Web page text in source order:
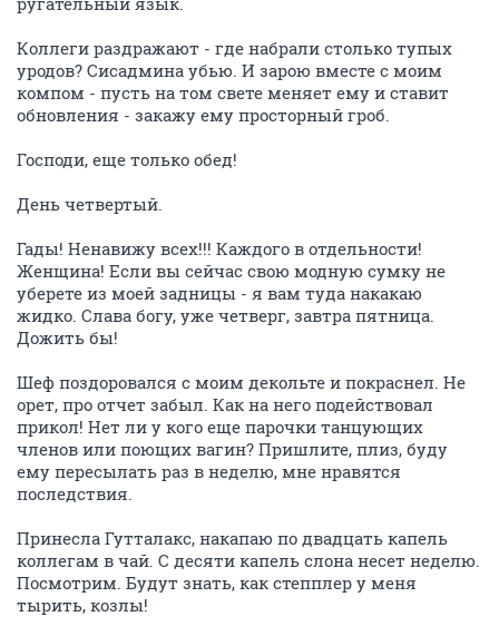
Коллеги раздражают - где набрали столько тупых
уродов? Сисадмина убью. И зарою вместе с моим
компом - пусть на том свете меняет ему и ставит
обновления - закажу ему просторный гроб.
Господи, еще только обед!
День четвертый.
Гады! Ненавижу всех!!! Каждого в отдельности!
Женщина! Если вы сейчас свою модную сумку не
уберете из моей задницы - я вам туда накакаю
жидко. Слава богу, уже четверг, завтра пятница.
Дожить бы!
Шеф поздоровался с моим декольте и покраснел. Не
орет, про отчет забыл. Как на него подействовал
прикол! Нет ли у кого еще парочки танцующих
членов или поющих вагин? Пришлите, плиз, буду
ему пересылать раз в неделю, мне нравятся
последствия.
Принесла Гутталакс, накапаю по двадцать капель
коллегам в чай. С десяти капель слона несет неделю.
Посмотрим. Будут знать, как степплер у меня
тырить, козлы!